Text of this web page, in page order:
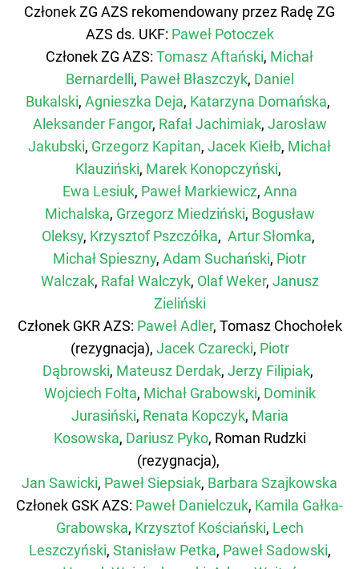
Członek ZG AZS rekomendowany przez Radę ZG
AZS ds. UKF: Paweł Potoczek
Członek ZG AZS: Tomasz Aftański, Michał
Bernardelli, Paweł Błaszczyk, Daniel
Bukalski, Agnieszka Deja, Katarzyna Domańska,
Aleksander Fangor, Rafał Jachimiak, Jarosław
Jakubski, Grzegorz Kapitan, Jacek Kiełb, Michał
Klauziński, Marek Konopczyński,
Ewa Lesiuk, Paweł Markiewicz, Anna
Michalska, Grzegorz Miedziński, Bogusław
Oleksy, Krzysztof Pszczółka, Artur Słomka,
Michał Spieszny, Adam Suchański, Piotr
Walczak, Rafał Walczyk, Olaf Weker, Janusz
Zieliński
Członek GKR AZS: Paweł Adler, Tomasz Chochołek
(rezygnacja), Jacek Czarecki, Piotr
Dąbrowski, Mateusz Derdak, Jerzy Filipiak,
Wojciech Folta, Michał Grabowski, Dominik
Jurasiński, Renata Kopczyk, Maria
Kosowska, Dariusz Pyko, Roman Rudzki
(rezygnacja),
Jan Sawicki, Paweł Siepsiak, Barbara Szajkowska
Członek GSK AZS: Paweł Danielczuk, Kamila Gałka-
Grabowska, Krzysztof Kościański, Lech
Leszczyński, Stanisław Petka, Paweł Sadowski,